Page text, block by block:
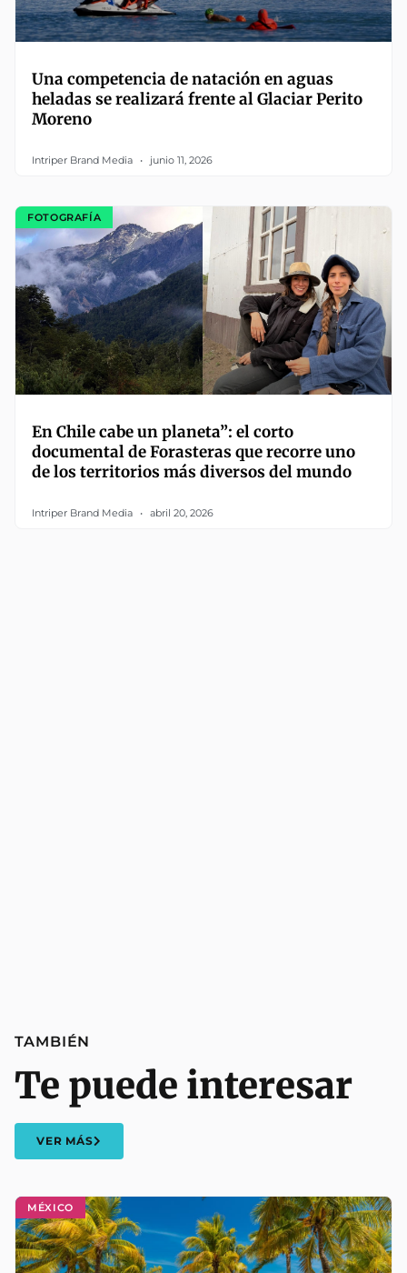
Una competencia de natación en aguas
heladas se realizará frente al Glaciar Perito
Moreno
Intriper Brand Media junio 11, 2026
FOTOGRAFÍA
En Chile cabe un planeta”: el corto
documental de Forasteras que recorre uno
de los territorios más diversos del mundo
Intriper Brand Media abril 20, 2026
MÉXICO
TAMBIÉN
Te puede interesar
VER MÁS